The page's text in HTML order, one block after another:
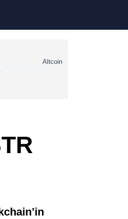
Altcoin Haberleri
Altcoin